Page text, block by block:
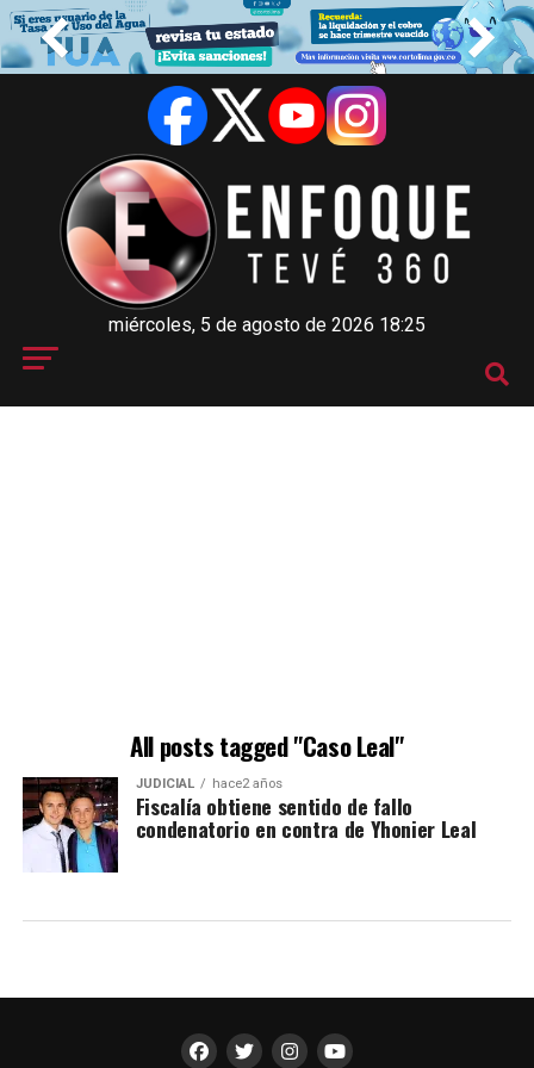
miércoles, 5 de agosto de 2026 18:25
All posts tagged "Caso Leal"
JUDICIAL hace2 años
Fiscalía obtiene sentido de fallo
condenatorio en contra de Yhonier Leal